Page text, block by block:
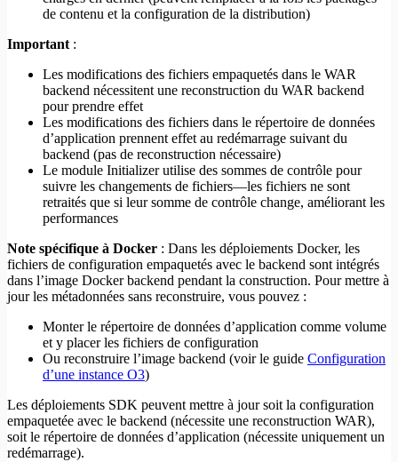
de contenu et la configuration de la distribution)
Important :
Les modifications des fichiers empaquetés dans le WAR
backend nécessitent une reconstruction du WAR backend
pour prendre effet
Les modifications des fichiers dans le répertoire de données
d’application prennent effet au redémarrage suivant du
backend (pas de reconstruction nécessaire)
Le module Initializer utilise des sommes de contrôle pour
suivre les changements de fichiers—les fichiers ne sont
retraités que si leur somme de contrôle change, améliorant les
performances
Note spécifique à Docker : Dans les déploiements Docker, les
fichiers de configuration empaquetés avec le backend sont intégrés
dans l’image Docker backend pendant la construction. Pour mettre à
jour les métadonnées sans reconstruire, vous pouvez :
Monter le répertoire de données d’application comme volume
et y placer les fichiers de configuration
Ou reconstruire l’image backend (voir le guide Configuration
d’une instance O3)
Les déploiements SDK peuvent mettre à jour soit la configuration
empaquetée avec le backend (nécessite une reconstruction WAR),
soit le répertoire de données d’application (nécessite uniquement un
redémarrage).